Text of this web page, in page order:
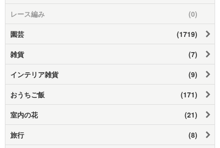
レース編み (0)
園芸 (1719)
雑貨 (7)
インテリア雑貨 (9)
おうちご飯 (171)
室内の花 (21)
旅行 (8)